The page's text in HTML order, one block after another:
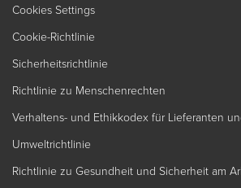
Cookies Settings
Cookie-Richtlinie
Sicherheitsrichtlinie
Richtlinie zu Menschenrechten
Verhaltens- und Ethikkodex für Lieferanten
Umweltrichtlinie
Richtlinie zu Gesundheit und Sicherheit am